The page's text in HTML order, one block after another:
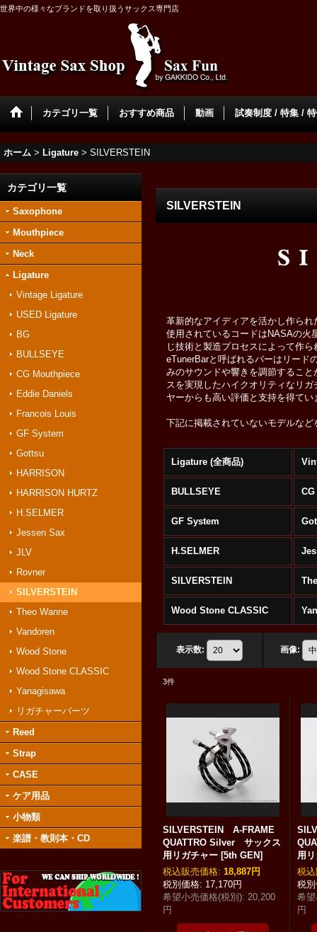
世界中の様々なブランドを取り扱うサックス専門店
カテゴリ一覧 おすすめ商品 動画 試奏制度 / 特集 /
ホーム > Ligature > SILVERSTEIN
カテゴリ一覧
Saxophone
Mouthpiece
Neck
Ligature
Vintage Ligature
USED Ligature
BG
BULLSEYE
CG Mouthpiece
Eddie Daniels
Francois Louis
GF System
Gottsu
HARRISON
HARRISON HURTZ
H.SELMER
Jessen Sax
JLV
Rovner
SILVERSTEIN
Theo Wanne
Vandoren
Wood Stone
Wood Stone CLASSIC
Yanagisawa
リガチャーパーツ
Reed
Strap
CASE
ケア用品
小物類
楽譜・教則本・CD
SILVERSTEIN
革新的なアイディアを活かし作ら
使用されているコードはNASAの火
じ技術と製造プロセスによって作
eTunerBarと呼ばれるバーはリード
みのサウンドや響きを調節するこ
スを実現したハイクオリティなリ
ヤーからも高い評価と支持を得てい
下記に掲載されていないモデルな
Ligature (全商品)
BULLSEYE
GF System
H.SELMER
SILVERSTEIN
Wood Stone CLASSIC
表示数: 画像:
3件
SILVERSTEIN A-FRAME
QUATTRO Silver サックス
用リガチャー [5th GEN]
17,170円
税込 : 18,887円
希望小売価格(税別): 20,200
円
用
税込
希
円